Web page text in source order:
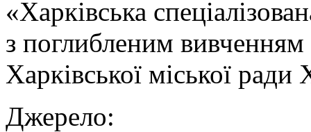
«Харківська
з поглибленим
Харківської міської ради
Джерело: